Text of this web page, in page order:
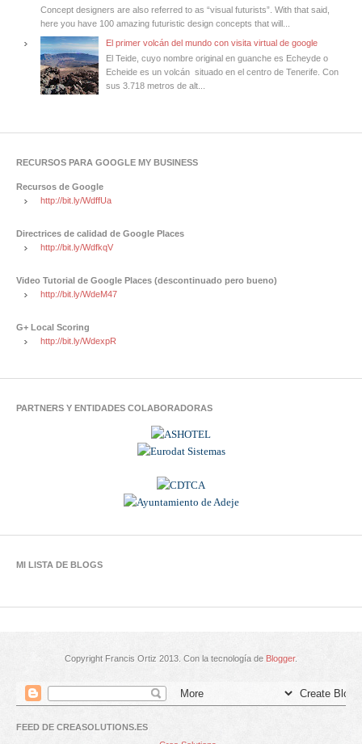
Concept designers are also referred to as “visual futurists”. With that said,
here you have 100 amazing futuristic design concepts that will...
El primer volcán del mundo con visita virtual de google
El Teide, cuyo nombre original en guanche es Echeyde o
Echeide es un volcán situado en el centro de Tenerife. Con
sus 3.718 metros de alt...
RECURSOS PARA GOOGLE MY BUSINESS
Recursos de Google
http://bit.ly/WdffUa
Directrices de calidad de Google Places
http://bit.ly/WdfkqV
Video Tutorial de Google Places (descontinuado pero bueno)
http://bit.ly/WdeM47
G+ Local Scoring
http://bit.ly/WdexpR
PARTNERS Y ENTIDADES COLABORADORAS
MI LISTA DE BLOGS
Copyright Francis Ortiz 2013. Con la tecnología de Blogger.
FEED DE CREASOLUTIONS.ES